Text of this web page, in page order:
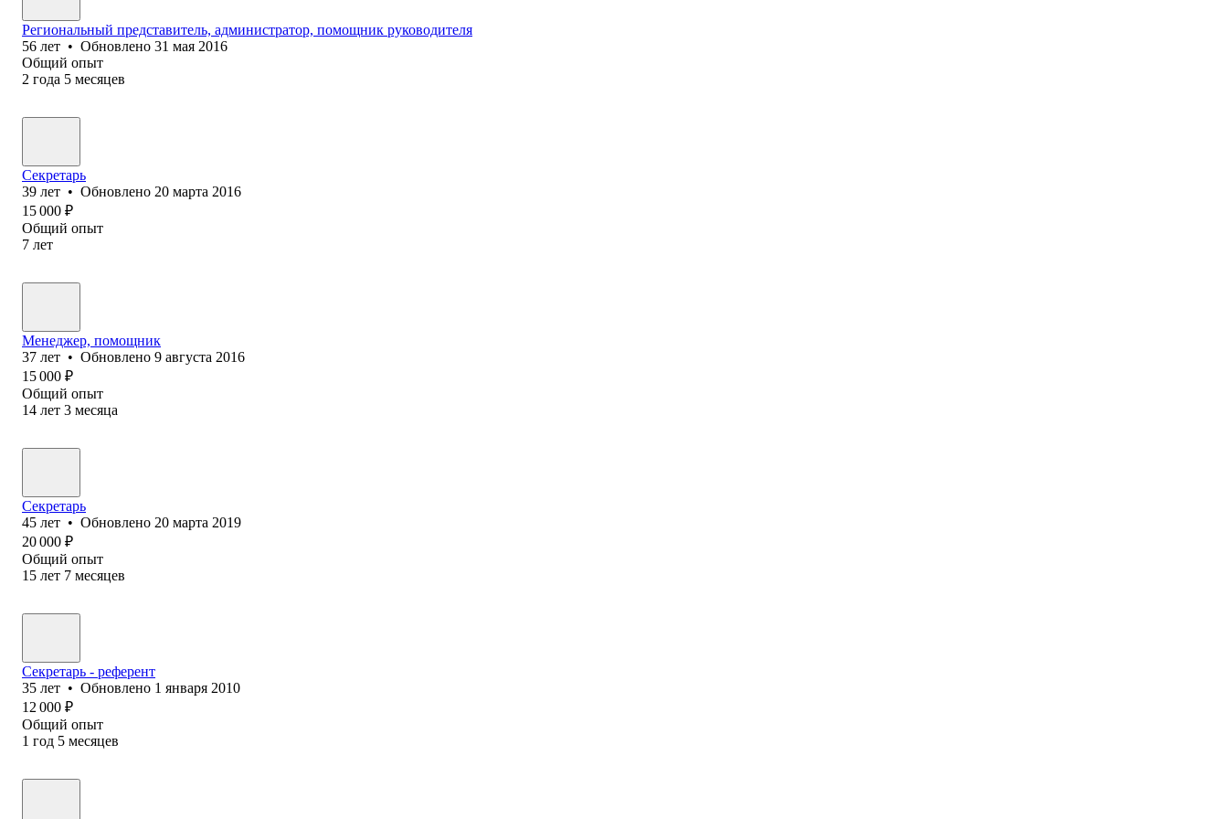
Региональный представитель, администратор, помощник руководителя
56 лет • Обновлено 31 мая 2016
Общий опыт
2 года 5 месяцев
Секретарь
39 лет • Обновлено 20 марта 2016
15 000 ₽
Общий опыт
7 лет
Менеджер, помощник
37 лет • Обновлено 9 августа 2016
15 000 ₽
Общий опыт
14 лет 3 месяца
Секретарь
45 лет • Обновлено 20 марта 2019
20 000 ₽
Общий опыт
15 лет 7 месяцев
Секретарь - референт
35 лет • Обновлено 1 января 2010
12 000 ₽
Общий опыт
1 год 5 месяцев